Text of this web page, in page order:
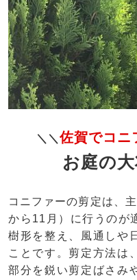
＼＼佐賀でコニ
お庭の
コニファーの剪定は、
から11月）に行うのが
樹形を整え、風通しや
ことです。剪定方法は
部分を鋭い剪定ばさみ